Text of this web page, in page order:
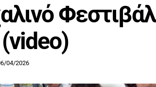
Φεστιβάλ
04/2026